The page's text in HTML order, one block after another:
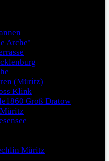
Arche"
(Müritz)
Klink
Groß Dratow
Müritz